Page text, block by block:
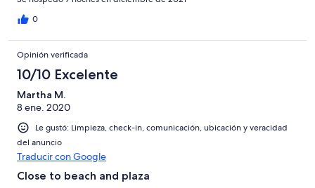
Everyone agreed that the property was magical. and the pool
was lovely. Thank you Ruben!
0
Opinión verificada
10/10 Excelente
Martha M.
8 ene. 2020
Le gustó: Limpieza, check-in, comunicación, ubicación y veracidad
del anuncio
Traducir con Google
Close to beach and plaza